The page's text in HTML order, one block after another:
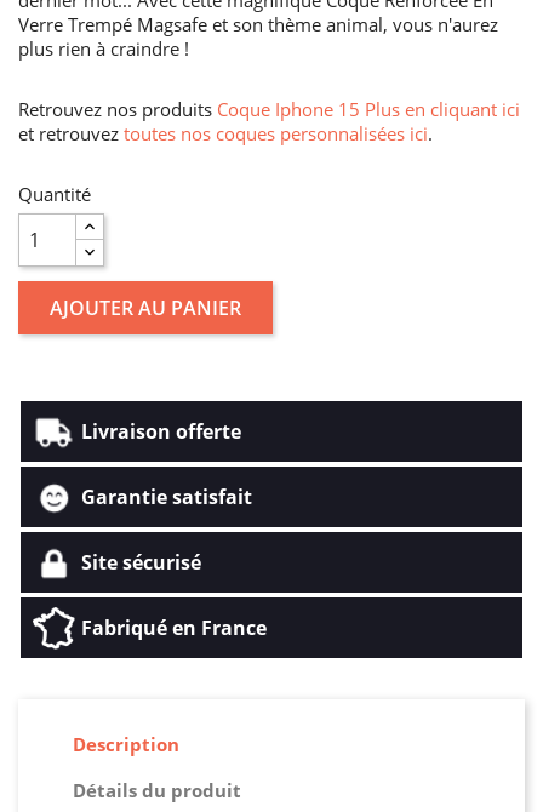
Verre Trempé Magsafe et son thème animal, vous n'aurez
plus rien à craindre !
Retrouvez nos produits Coque Iphone 15 Plus en cliquant ici
et retrouvez toutes nos coques personnalisées ici.
Quantité
AJOUTER AU PANIER
Livraison offerte
Garantie satisfait
Site sécurisé
Fabriqué en France
Description
Détails du produit